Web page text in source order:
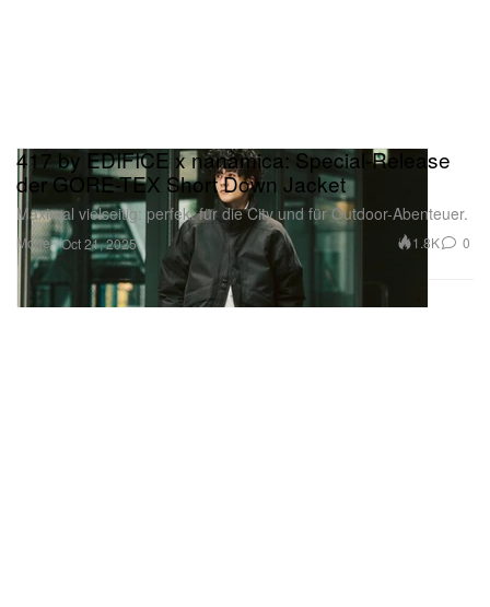
Mode
417 by EDIFICE x nanamica: Special-Release
der GORE-TEX Short Down Jacket
Maximal vielseitig: perfekt für die City und für Outdoor-Abenteuer.
Oct 21, 2025 1.8K 0